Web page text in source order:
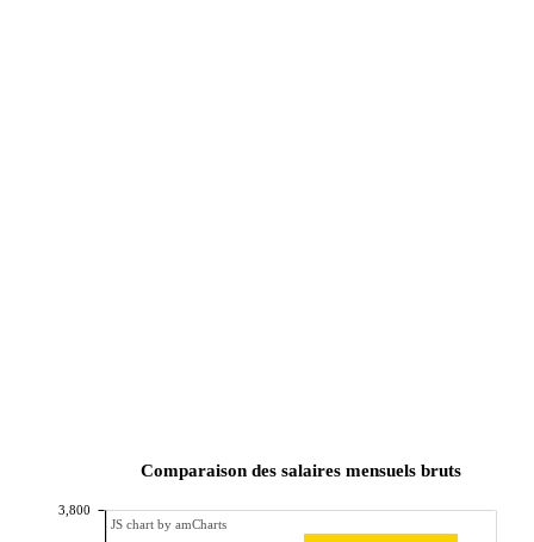
3,800
Comparaison des salaires mensuels bruts
JS chart by amCharts